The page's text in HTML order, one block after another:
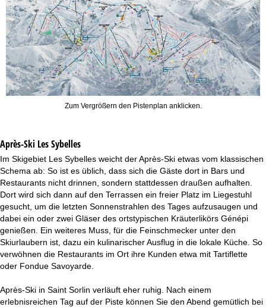
Zum Vergrößern den Pistenplan anklicken.
Après-Ski Les Sybelles
Im Skigebiet Les Sybelles weicht der Après-Ski etwas vom klassischen
Schema ab: So ist es üblich, dass sich die Gäste dort in Bars und
Restaurants nicht drinnen, sondern stattdessen draußen aufhalten.
Dort wird sich dann auf den Terrassen ein freier Platz im Liegestuhl
gesucht, um die letzten Sonnenstrahlen des Tages aufzusaugen und
dabei ein oder zwei Gläser des ortstypischen Kräuterlikörs Génépi
genießen. Ein weiteres Muss, für die Feinschmecker unter den
Skiurlaubern ist, dazu ein kulinarischer Ausflug in die lokale Küche. So
verwöhnen die Restaurants im Ort ihre Kunden etwa mit Tartiflette
oder Fondue Savoyarde.
Après-Ski in Saint Sorlin verläuft eher ruhig. Nach einem
erlebnisreichen Tag auf der Piste können Sie den Abend gemütlich bei